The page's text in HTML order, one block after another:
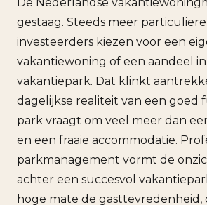
De Nederlandse
gestaag. Steeds meer
investeerders kiezen voor een
vakantiewoning of een aandeel
vakantiepark. Dat klinkt
dagelijkse realiteit van een goed
park vraagt om veel meer dan
en een fraaie accommodatie.
parkmanagement vormt de
achter een succesvol
hoge mate de gasttevredenheid,